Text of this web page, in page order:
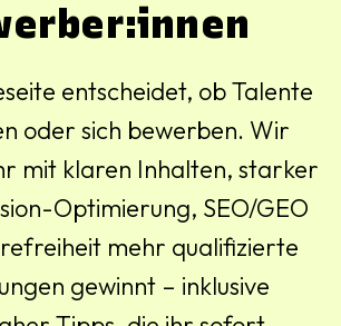
entscheidet, ob Talente
oder sich bewerben. Wir
mit klaren Inhalten, starker
Optimierung, SEO/GEO
mehr qualifizierte
gewinnt – inklusive